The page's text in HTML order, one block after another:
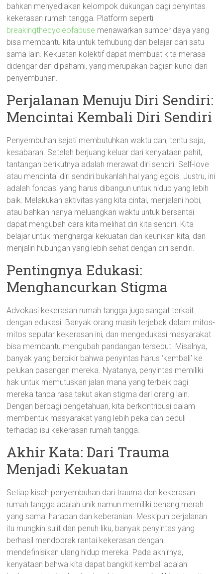
bahkan menyediakan kelompok dukungan bagi penyintas
kekerasan rumah tangga. Platform seperti
breakingthecycleofabuse menawarkan sumber daya yang
bisa membantu kita untuk terhubung dan belajar dari satu
sama lain. Kekuatan kolektif dapat membuat kita merasa
didengar dan dipahami, yang merupakan bagian kunci dari
penyembuhan.
Perjalanan Menuju Diri Sendiri:
Mencintai Kembali Diri Sendiri
Penyembuhan sejati membutuhkan waktu dan, tentu saja,
kesabaran. Setelah berjuang keluar dari kenyataan pahit,
tantangan berikutnya adalah merawat diri sendiri. Self-love
atau mencintai diri sendiri bukanlah hal yang egois. Justru, ini
adalah fondasi yang harus dibangun untuk hidup yang lebih
baik. Melakukan aktivitas yang kita cintai, menjalani hobi,
atau bahkan hanya meluangkan waktu untuk bersantai
dapat mengubah cara kita melihat diri kita sendiri. Kita
belajar untuk menghargai kekuatan dan keunikan kita, dan
menjalin hubungan yang lebih sehat dengan diri sendiri.
Pentingnya Edukasi:
Menghancurkan Stigma
Advokasi kekerasan rumah tangga juga sangat terkait
dengan edukasi. Banyak orang masih terjebak dalam mitos-
mitos seputar kekerasan ini, dan mengedukasi masyarakat
bisa membantu mengubah pandangan tersebut. Misalnya,
banyak yang berpikir bahwa penyintas harus ‘kembali’ ke
pelukan pasangan mereka. Nyatanya, penyintas memiliki
hak untuk memutuskan jalan mana yang terbaik bagi
mereka tanpa rasa takut akan stigma dari orang lain.
Dengan berbagi pengetahuan, kita berkontribusi dalam
membentuk masyarakat yang lebih peka dan peduli
terhadap isu kekerasan rumah tangga.
Akhir Kata: Dari Trauma
Menjadi Kekuatan
Setiap kisah penyembuhan dari trauma dan kekerasan
rumah tangga adalah unik namun memiliki benang merah
yang sama: harapan dan keberanian. Meskipun perjalanan
itu mungkin sulit dan penuh liku, banyak penyintas yang
berhasil mendobrak rantai kekerasan dengan
mendefinisikan ulang hidup mereka. Pada akhirnya,
kenyataan bahwa kita dapat bangkit kembali adalah